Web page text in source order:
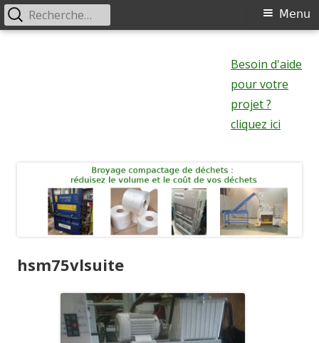
Besoin d'aide
pour votre
projet ?
cliquez ici
Menu
Menu
Rechercher :
hsm75vlsuite